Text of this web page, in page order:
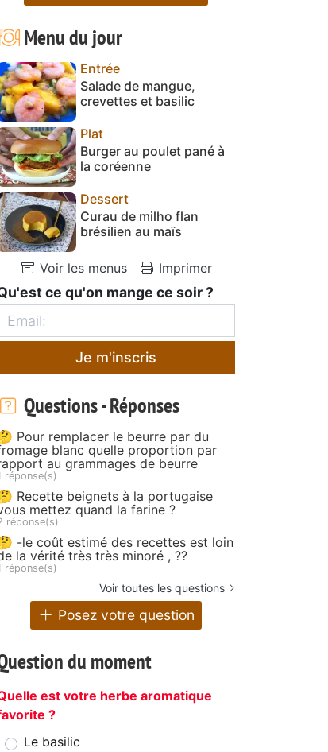
Menu du jour
Entrée
Salade de mangue,
crevettes et basilic
Plat
Burger au poulet pané à
la coréenne
Dessert
Curau de milho flan
brésilien au maïs
Voir les menus Imprimer
ce qu'on mange ce soir ?
Je m'inscris
Questions - Réponses
Pour remplacer le beurre par du
blanc quelle proportion par
au grammages de beurre
réponse(s)
Recette beignets à la portugaise
mettez quand la farine ?
réponse(s)
-le coût estimé des recettes est loin
la vérité très très minoré , ??
réponse(s)
Voir toutes les questions
Posez votre question
du moment
est votre herbe aromatique
?
Le basilic